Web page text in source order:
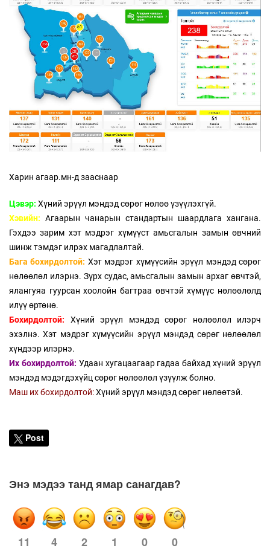
Харин агаар.мн-д зааснаар
Цэвэр: Хүний эрүүл мэндэд сөрөг нөлөө үзүүлэхгүй.
Хэвийн: Агаарын чанарын стандартын шаардлага хангана.
Гэхдээ зарим хэт мэдрэг хүмүүст амьсгалын замын өвчний
шинж тэмдэг илрэх магадлалтай.
Бага бохирдолтой: Хэт мэдрэг хүмүүсийн эрүүл мэндэд сөрөг
нөлөөлөл илэрнэ. Зүрх судас, амьсгалын замын архаг өвчтэй,
ялангуяа гуурсан хоолойн багтраа өвчтэй хүмүүс нөлөөлөлд
илүү өртөнө.
Бохирдолтой:
Хүний эрүүл мэндэд сөрөг нөлөөлөл илэрч
эхэлнэ. Хэт мэдрэг хүмүүсийн эрүүл мэндэд сөрөг нөлөөлөл
хүндээр илэрнэ.
Их бохирдолтой: Удаан хугацаагаар гадаа байхад хүний эрүүл
мэндэд мэдэгдэхүйц сөрөг нөлөөлөл үзүүлж болно.
Маш их бохирдолтой:Хүний эрүүл мэндэд сөрөг нөлөөтэй.
Post
Энэ мэдээ танд ямар санагдав?
11 4 2 1 0 0